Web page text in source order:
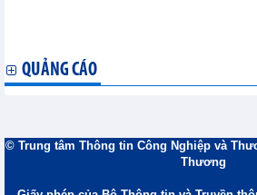
QUẢNG CÁO
© Trung tâm Thông tin Công Nghiệp và
Thương